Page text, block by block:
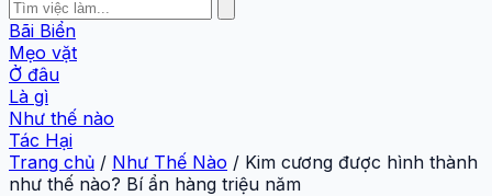
Bãi Biển
Mẹo vặt
Ở đâu
Là gì
Như thế nào
Tác Hại
Trang chủ / Như Thế Nào / Kim cương được hình thành
như thế nào? Bí ẩn hàng triệu năm